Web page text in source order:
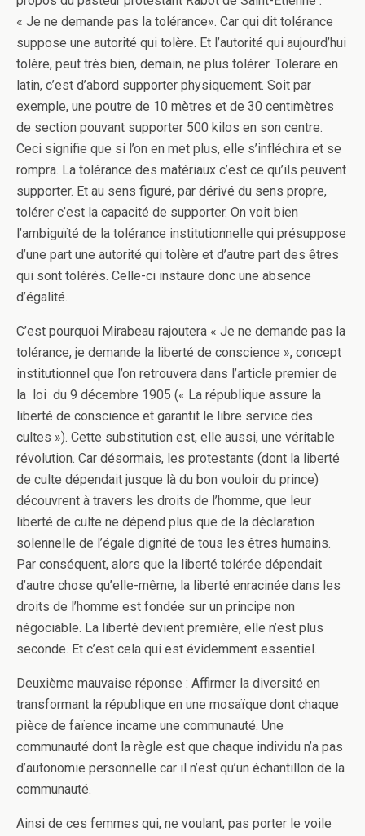
« Je ne demande pas la tolérance». Car qui dit tolérance
suppose une autorité qui tolère. Et l’autorité qui aujourd’hui
tolère, peut très bien, demain, ne plus tolérer. Tolerare en
latin, c’est d’abord supporter physiquement. Soit par
exemple, une poutre de 10 mètres et de 30 centimètres
de section pouvant supporter 500 kilos en son centre.
Ceci signifie que si l’on en met plus, elle s’infléchira et se
rompra. La tolérance des matériaux c’est ce qu’ils peuvent
supporter. Et au sens figuré, par dérivé du sens propre,
tolérer c’est la capacité de supporter. On voit bien
l’ambiguïté de la tolérance institutionnelle qui présuppose
d’une part une autorité qui tolère et d’autre part des êtres
qui sont tolérés. Celle-ci instaure donc une absence
d’égalité.
C’est pourquoi Mirabeau rajoutera « Je ne demande pas la
tolérance, je demande la liberté de conscience », concept
institutionnel que l’on retrouvera dans l’article premier de
la loi du 9 décembre 1905 (« La république assure la
liberté de conscience et garantit le libre service des
cultes »). Cette substitution est, elle aussi, une véritable
révolution. Car désormais, les protestants (dont la liberté
de culte dépendait jusque là du bon vouloir du prince)
découvrent à travers les droits de l’homme, que leur
liberté de culte ne dépend plus que de la déclaration
solennelle de l’égale dignité de tous les êtres humains.
Par conséquent, alors que la liberté tolérée dépendait
d’autre chose qu’elle-même, la liberté enracinée dans les
droits de l’homme est fondée sur un principe non
négociable. La liberté devient première, elle n’est plus
seconde. Et c’est cela qui est évidemment essentiel.
Deuxième mauvaise réponse : Affirmer la diversité en
transformant la république en une mosaïque dont chaque
pièce de faïence incarne une communauté. Une
communauté dont la règle est que chaque individu n’a pas
d’autonomie personnelle car il n’est qu’un échantillon de la
communauté.
Ainsi de ces femmes qui, ne voulant, pas porter le voile